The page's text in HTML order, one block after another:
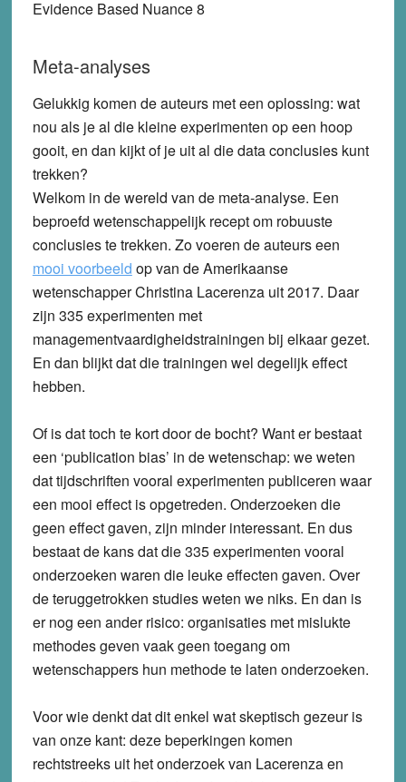
Meta-analyses
Gelukkig komen de auteurs met een oplossing: wat
nou als je al die kleine experimenten op een hoop
gooit, en dan kijkt of je uit al die data conclusies kunt
trekken?
Welkom in de wereld van de meta-analyse. Een
beproefd wetenschappelijk recept om robuuste
conclusies te trekken. Zo voeren de auteurs een
mooi voorbeeld op van de Amerikaanse
wetenschapper Christina Lacerenza uit 2017. Daar
zijn 335 experimenten met
managementvaardigheidstrainingen bij elkaar gezet.
En dan blijkt dat die trainingen wel degelijk effect
hebben.
Of is dat toch te kort door de bocht? Want er bestaat
een ‘publication bias’ in de wetenschap: we weten
dat tijdschriften vooral experimenten publiceren waar
een mooi effect is opgetreden. Onderzoeken die
geen effect gaven, zijn minder interessant. En dus
bestaat de kans dat die 335 experimenten vooral
onderzoeken waren die leuke effecten gaven. Over
de teruggetrokken studies weten we niks. En dan is
er nog een ander risico: organisaties met mislukte
methodes geven vaak geen toegang om
wetenschappers hun methode te laten onderzoeken.
Voor wie denkt dat dit enkel wat skeptisch gezeur is
van onze kant: deze beperkingen komen
rechtstreeks uit het onderzoek van Lacerenza en